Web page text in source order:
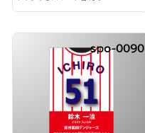
spo-0090